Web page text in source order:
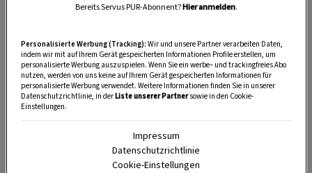
Bereits Servus PUR-Abonnent?Hier anmelden.
Personalisierte Werbung (Tracking): Wir und unsere Partner verarbeiten Daten,
indem wir mit auf Ihrem Gerät gespeicherten Informationen Profile erstellen, um
personalisierte Werbung auszuspielen. Wenn Sie ein werbe– und trackingfreies Abo
nutzen, werden von uns keine auf Ihrem Gerät gespeicherten Informationen für
personalisierte Werbung verwendet. Weitere Informationen finden Sie in unserer
Datenschutzrichtlinie, in derListe unserer Partnersowie in den Cookie-
Einstellungen.
Impressum
Datenschutzrichtlinie
Cookie-Einstellungen